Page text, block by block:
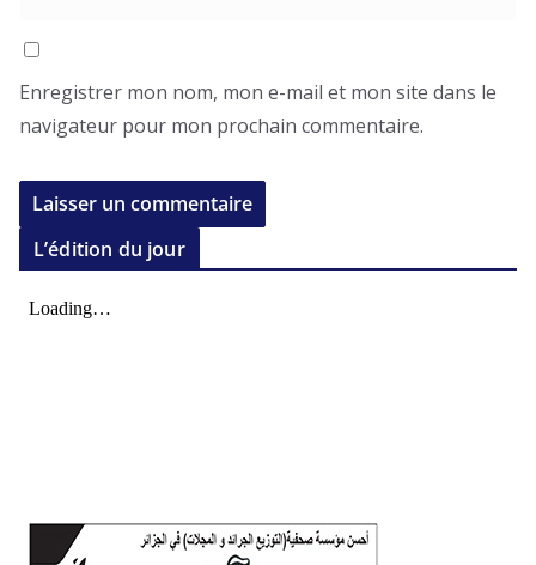
Enregistrer mon nom, mon e-mail et mon site dans le
navigateur pour mon prochain commentaire.
L’édition du jour